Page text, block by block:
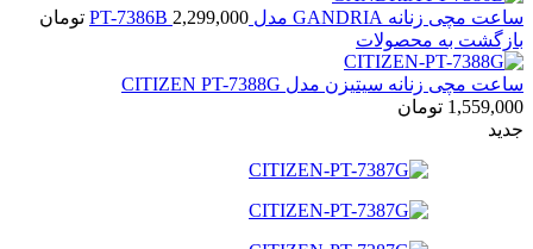
ساعت مچی زنانه GANDRIA مدل PT-7386B 2,299,000
تومان
بازگشت به محصولات
ساعت مچی زنانه سیتیزن مدل CITIZEN PT-7388G
1,559,000 تومان
جدید